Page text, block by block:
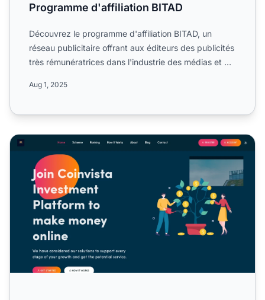
Programme d'affiliation BITAD
Découvrez le programme d'affiliation BITAD, un
réseau publicitaire offrant aux éditeurs des publicités
très rémunératrices dans l'industrie des médias et du
Aug 1, 2025
Programme d'affiliation Coinvista